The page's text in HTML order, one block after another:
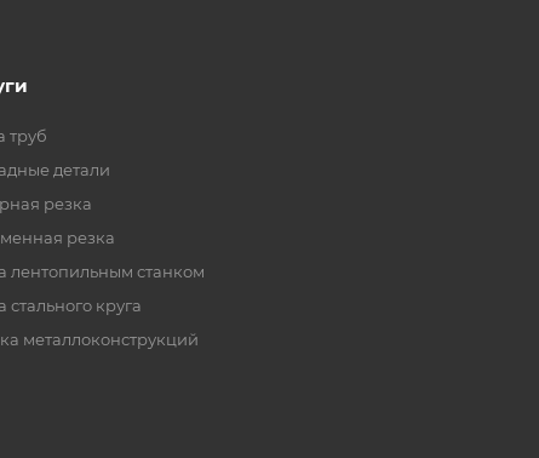
труб
детали
резка
резка
лентопильным станком
стального круга
металлоконструкций